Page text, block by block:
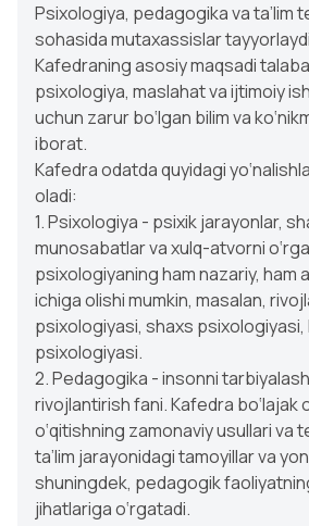
Psixologiya, pedagogika va ta’lim
sohasida mutaxassislar
Kafedraning asosiy maqsadi
psixologiya, maslahat va ijtimoiy
uchun zarur bo‘lgan bilim va
iborat.
Kafedra odatda quyidagi
oladi:
1. Psixologiya - psixik jarayonlar,
munosabatlar va xulq-atvorni
psixologiyaning ham nazariy, ham
ichiga olishi mumkin, masalan,
psixologiyasi, shaxs psixologiyasi,
psixologiyasi.
2. Pedagogika - insonni
rivojlantirish fani. Kafedra bo‘lajak
o‘qitishning zamonaviy usullari va
ta’lim jarayonidagi tamoyillar va
shuningdek, pedagogik
jihatlariga o‘rgatadi.